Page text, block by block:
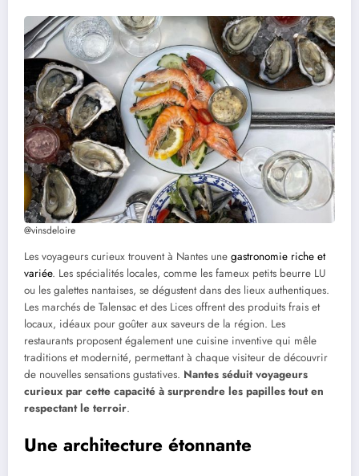
@vinsdeloire
Les voyageurs curieux trouvent à Nantes une gastronomie riche et
variée. Les spécialités locales, comme les fameux petits beurre LU
ou les galettes nantaises, se dégustent dans des lieux authentiques.
Les marchés de Talensac et des Lices offrent des produits frais et
locaux, idéaux pour goûter aux saveurs de la région. Les
restaurants proposent également une cuisine inventive qui mêle
traditions et modernité, permettant à chaque visiteur de découvrir
de nouvelles sensations gustatives. Nantes séduit voyageurs
curieux par cette capacité à surprendre les papilles tout en
respectant le terroir.
Une architecture étonnante